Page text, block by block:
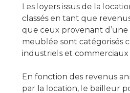
Les loyers issus de la
classés en tant que
que ceux provenant d’une
meublée sont catégorisés
industriels et commerciaux
En fonction des revenus
par la location, le bailleur